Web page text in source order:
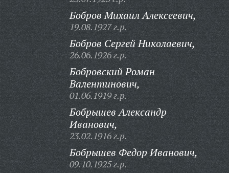
Бобров Михаил Алексеевич,
19.08.1927 г.р.
Бобров Сергей Николаевич,
26.06.1926 г.р.
Бобровский Роман
Валентинович,
01.06.1919 г.р.
Бобрышев Александр
Иванович,
23.02.1916 г.р.
Бобрышев Федор Иванович,
09.10.1925 г.р.